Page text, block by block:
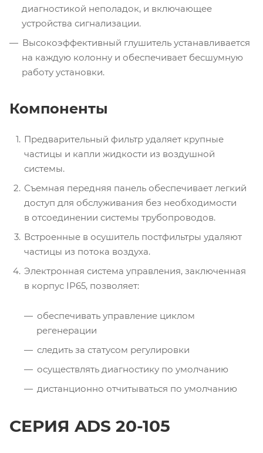
диагностикой неполадок, и включающее
устройства сигнализации.
Высокоэффективный глушитель устанавливается
на каждую колонну и обеспечивает бесшумную
работу установки.
Компоненты
Предварительный фильтр удаляет крупные
частицы и капли жидкости из воздушной
системы.
Съемная передняя панель обеспечивает легкий
доступ для обслуживания без необходимости
в отсоединении системы трубопроводов.
Встроенные в осушитель постфильтры удаляют
частицы из потока воздуха.
Электронная система управления, заключенная
в корпус IP65, позволяет:
обеспечивать управление циклом
регенерации
следить за статусом регулировки
осуществлять диагностику по умолчанию
дистанционно отчитываться по умолчанию
СЕРИЯ ADS 20-105